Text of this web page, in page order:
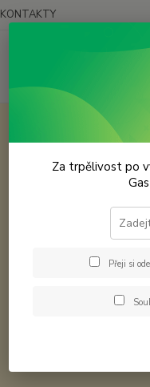
KONTAKTY
KOŘENÍ
Bazalka
Za trpělivost po
Přeji si